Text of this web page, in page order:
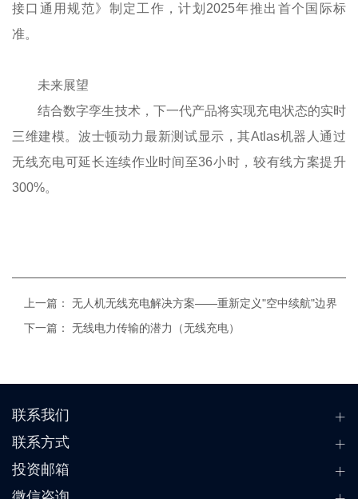
接口通用规范》制定工作，计划2025年推出首个国际标
准。
未来展望
结合数字孪生技术，下一代产品将实现充电状态的实时
三维建模。波士顿动力最新测试显示，其Atlas机器人通过
无线充电可延长连续作业时间至36小时，较有线方案提升
300%。
上一篇：
无人机无线充电解决方案——重新定义"空中续航"边界
下一篇：
无线电力传输的潜力（无线充电）
联系我们
联系方式
投资邮箱